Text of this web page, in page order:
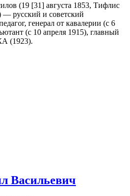
(19 [31] августа 1853, Тифлис
русский и советский
генерал от кавалерии (с 6
(с 10 апреля 1915), главный
(1923).
Васильевич